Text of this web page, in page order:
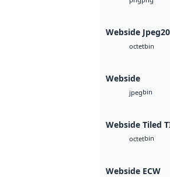
Webside
octetbin
Webside
jpegbin
Webside Tiled
octetbin
Webside ECW